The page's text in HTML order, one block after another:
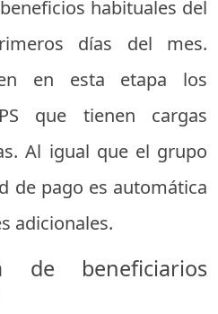
habituales del
días del mes.
en esta etapa los
que tienen cargas
Al igual que el grupo
de pago es automática
adicionales.
de beneficiarios